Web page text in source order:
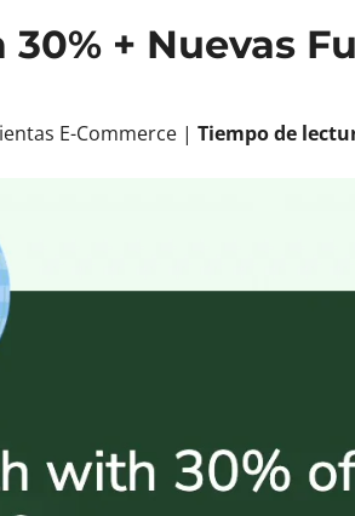
+ Nuevas
E-Commerce | Tiempo de